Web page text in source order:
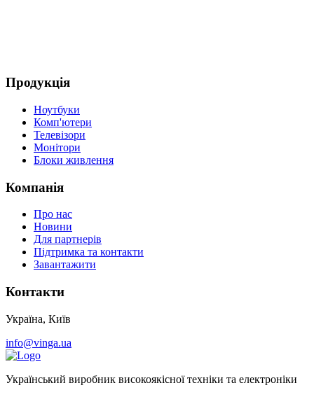
Продукція
Ноутбуки
Комп'ютери
Телевізори
Монітори
Блоки живлення
Компанія
Про нас
Новини
Для партнерів
Підтримка та контакти
Завантажити
Контакти
Україна, Київ
info@vinga.ua
Український виробник високоякісної техніки та електроніки